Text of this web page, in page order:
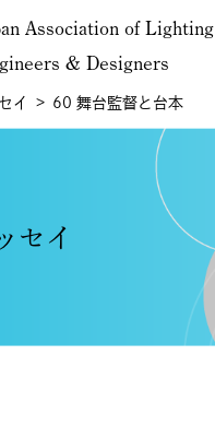
Association of Lighting
& Designers
イ 60 舞台監督と台本
セイ